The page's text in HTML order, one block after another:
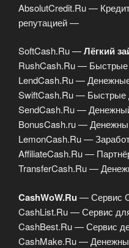
AbsolutCredit.Ru —
репутацией —
SoftCash.Ru —Лёгкий
RushCash.Ru —
LendCash.Ru —
SwiftCash.Ru — Быстрые
SendCash.Ru —
BonusCash.ru —
LemonCash.Ru —
AffiliateCash.Ru —
TransferCash.Ru —
CashWoW.Ru — Сервис
CashList.Ru — Сервис
CashBest.Ru — Сервис
CashMake.Ru —